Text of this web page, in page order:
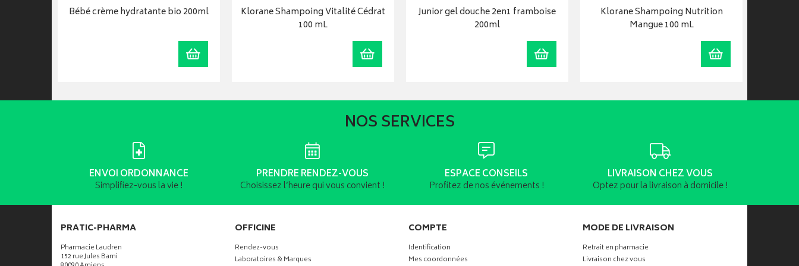
Bébé crème hydratante bio 200ml
Ajouter au panier
Klorane Shampoing Vitalité Cédrat
100 mL
Ajouter au panier
Junior gel douche 2en1 framboise
200ml
Ajouter au panier
Klorane Shampoing Nutrition
Mangue 100 mL
Ajouter au panier
NOS SERVICES
ENVOI ORDONNANCE
Simplifiez-vous la vie !
PRENDRE RENDEZ-VOUS
Choisissez l’heure qui vous convient !
ESPACE CONSEILS
Profitez de nos événements !
LIVRAISON CHEZ VOUS
Optez pour la livraison à domicile !
PRATIC-PHARMA
Pharmacie Laudren
152 rue Jules Barni
OFFICINE
Rendez-vous
Laboratoires & Marques
COMPTE
Identification
Mes coordonnées
MODE DE LIVRAISON
Retrait en pharmacie
Livraison chez vous